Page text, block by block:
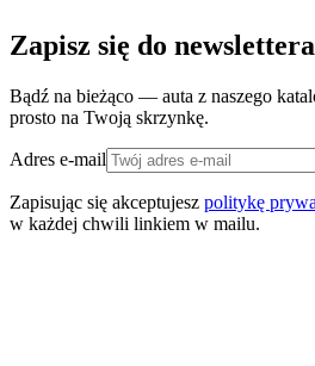
Zapisz się do newslettera
Bądź na bieżąco — auta z naszego
prosto na Twoją skrzynkę.
Adres e-mail
Zapisując się akceptujesz politykę
w każdej chwili linkiem w mailu.